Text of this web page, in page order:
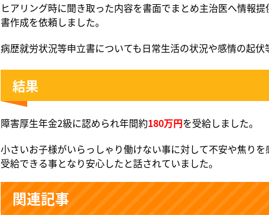
ヒアリング時に聞き取った内容を書面でまとめ主治医へ情報
書作成を依頼しました。
病歴就労状況等申立書についても日常生活の状況や感情の起
結果
障害厚生年金2級に認められ年間約180万円を受給しました。
小さいお子様がいらっしゃり働けない事に対して不安や焦り
受給できる事となり安心したと話されていました。
関連記事